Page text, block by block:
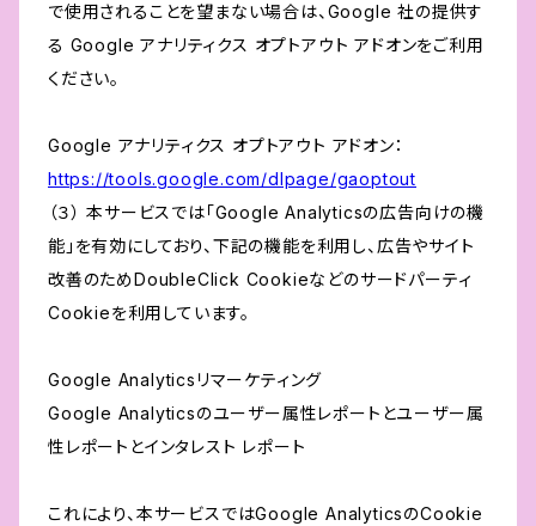
で使用されることを望まない場合は、Google 社の提供す
る Google アナリティクス オプトアウト アドオンをご利用
ください。
Google アナリティクス オプトアウト アドオン：
https://tools.google.com/dlpage/gaoptout
（３） 本サービスでは「Google Analyticsの広告向けの機
能」を有効にしており、下記の機能を利用し、広告やサイト
改善のためDoubleClick Cookieなどのサードパーティ
Cookieを利用しています。
Google Analyticsリマーケティング
Google Analyticsのユーザー属性レポートとユーザー属
性レポートとインタレスト レポート
これにより、本サービスではGoogle AnalyticsのCookie